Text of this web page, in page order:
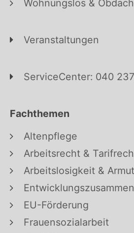
Wohnungslos &
Veranstaltungen
ServiceCenter: 040
Fachthemen
Altenpflege
Arbeitsrecht &
Arbeitslosigkeit & Armut
EU-Förderung
Frauensozialarbeit